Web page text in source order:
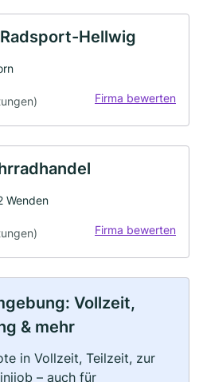
Hellwig
Firma bewerten
Wenden
Firma bewerten
Vollzeit,
& mehr
in Vollzeit, Teilzeit, zur
– auch für